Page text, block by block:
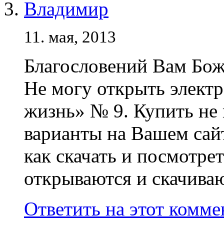
Владимир
11. мая, 2013
Благословений Вам
Не могу открыть
жизнь» № 9. Купить не
варианты на Вашем
как скачать и
открываются и
Ответить на этот